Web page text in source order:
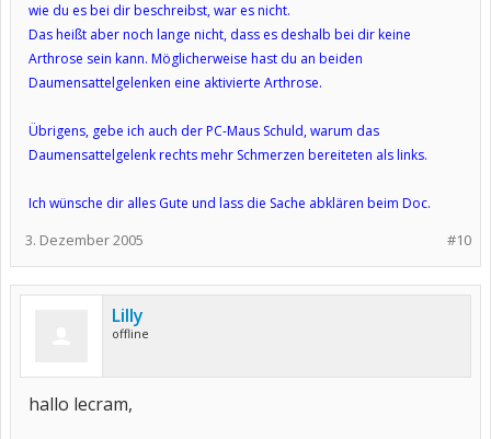
wie du es bei dir beschreibst, war es nicht.
Das heißt aber noch lange nicht, dass es deshalb bei dir keine
Arthrose sein kann. Möglicherweise hast du an beiden
Daumensattelgelenken eine aktivierte Arthrose.
Übrigens, gebe ich auch der PC-Maus Schuld, warum das
Daumensattelgelenk rechts mehr Schmerzen bereiteten als links.
Ich wünsche dir alles Gute und lass die Sache abklären beim Doc.
#10
3. Dezember 2005
Lilly
offline
hallo lecram,